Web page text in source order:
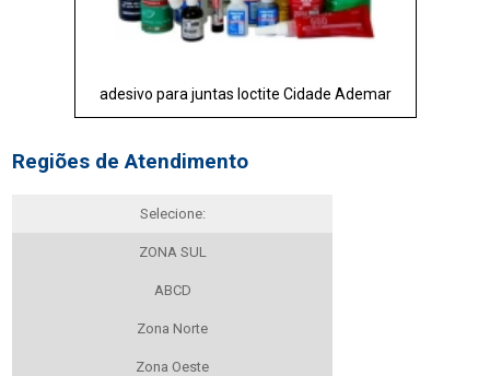
adesivo para juntas loctite Cidade Ademar
Regiões de Atendimento
Selecione:
ZONA SUL
ABCD
Zona Norte
Zona Oeste